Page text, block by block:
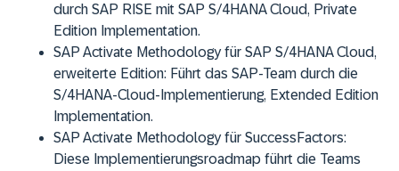
durch SAP RISE mit SAP S/4HANA Cloud, Private
Edition Implementation.
SAP Activate Methodology für SAP S/4HANA Cloud,
erweiterte Edition: Führt das SAP-Team durch die
S/4HANA-Cloud-Implementierung, Extended Edition
Implementation.
SAP Activate Methodology für SuccessFactors:
Diese Implementierungsroadmap führt die Teams